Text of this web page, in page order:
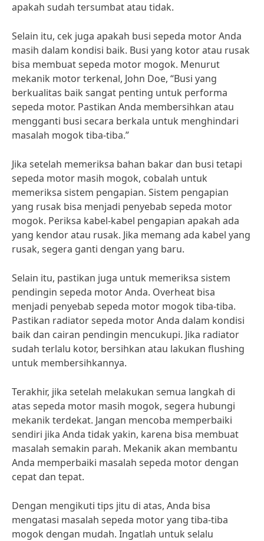
apakah sudah tersumbat atau tidak.
Selain itu, cek juga apakah busi sepeda motor Anda
masih dalam kondisi baik. Busi yang kotor atau rusak
bisa membuat sepeda motor mogok. Menurut
mekanik motor terkenal, John Doe, “Busi yang
berkualitas baik sangat penting untuk performa
sepeda motor. Pastikan Anda membersihkan atau
mengganti busi secara berkala untuk menghindari
masalah mogok tiba-tiba.”
Jika setelah memeriksa bahan bakar dan busi tetapi
sepeda motor masih mogok, cobalah untuk
memeriksa sistem pengapian. Sistem pengapian
yang rusak bisa menjadi penyebab sepeda motor
mogok. Periksa kabel-kabel pengapian apakah ada
yang kendor atau rusak. Jika memang ada kabel yang
rusak, segera ganti dengan yang baru.
Selain itu, pastikan juga untuk memeriksa sistem
pendingin sepeda motor Anda. Overheat bisa
menjadi penyebab sepeda motor mogok tiba-tiba.
Pastikan radiator sepeda motor Anda dalam kondisi
baik dan cairan pendingin mencukupi. Jika radiator
sudah terlalu kotor, bersihkan atau lakukan flushing
untuk membersihkannya.
Terakhir, jika setelah melakukan semua langkah di
atas sepeda motor masih mogok, segera hubungi
mekanik terdekat. Jangan mencoba memperbaiki
sendiri jika Anda tidak yakin, karena bisa membuat
masalah semakin parah. Mekanik akan membantu
Anda memperbaiki masalah sepeda motor dengan
cepat dan tepat.
Dengan mengikuti tips jitu di atas, Anda bisa
mengatasi masalah sepeda motor yang tiba-tiba
mogok dengan mudah. Ingatlah untuk selalu